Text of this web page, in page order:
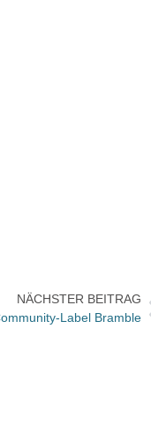
NÄCHSTER BEITRAG
Label Bramble